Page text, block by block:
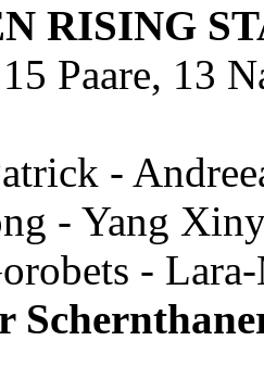
RISING
Paare, 13
-
- Yang
-